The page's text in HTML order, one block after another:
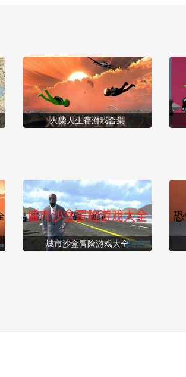
火柴人生存游戏合集
城市沙盒冒险游戏大全